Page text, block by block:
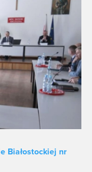
Białostockiej nr